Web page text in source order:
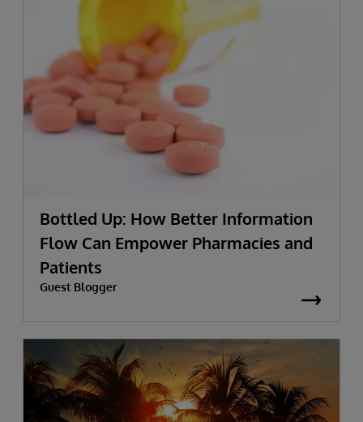
Bottled Up: How Better Information
Flow Can Empower Pharmacies and
Patients
Guest Blogger